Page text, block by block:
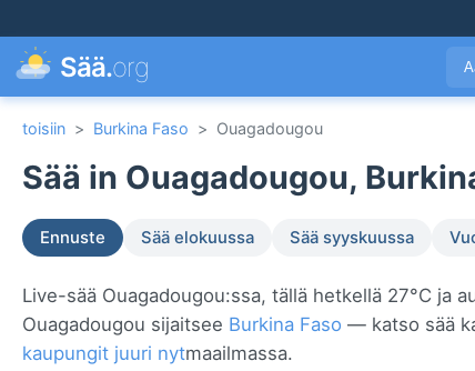
Sää.org
toisiin > Burkina Faso > Ouagadougou
Sää in Ouagadougou,
Ennuste Sää elokuussa Sää syyskuussa
Live-sää Ouagadougou:ssa, tällä hetkellä 27°C ja
Ouagadougou sijaitsee Burkina Faso — katso sää
kaupungit juuri nytmaailmassa.